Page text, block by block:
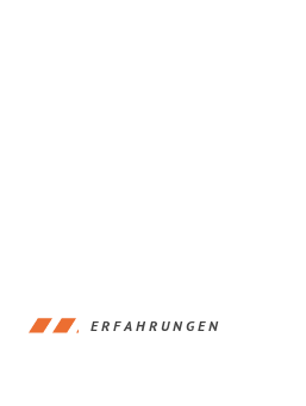
ERFAHRUNGEN